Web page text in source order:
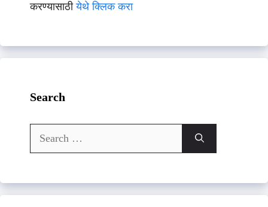
करण्यासाठीयेथे क्लिक करा
Search
Search
for: